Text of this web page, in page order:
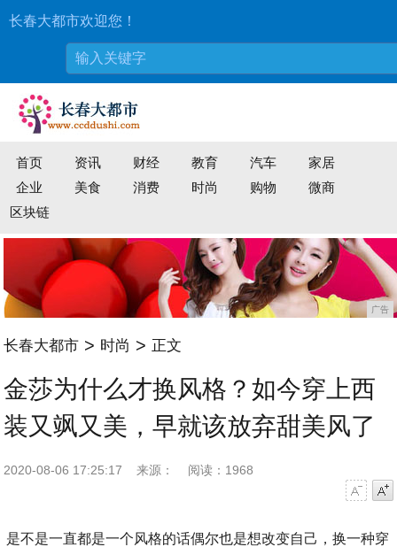
长春大都市欢迎您！
首页 资讯 财经 教育 汽车
家居
企业
美食 消费 时尚 购物
微商
区块链
广告
长春大都市 > 时尚 > 正文
金莎为什么才换风格？如今穿上西
装又飒又美，早就该放弃甜美风了
2020-08-06 17:25:17 来源：
阅读：1968
是不是一直都是一个风格的话偶尔也是想改变自己，换一种穿